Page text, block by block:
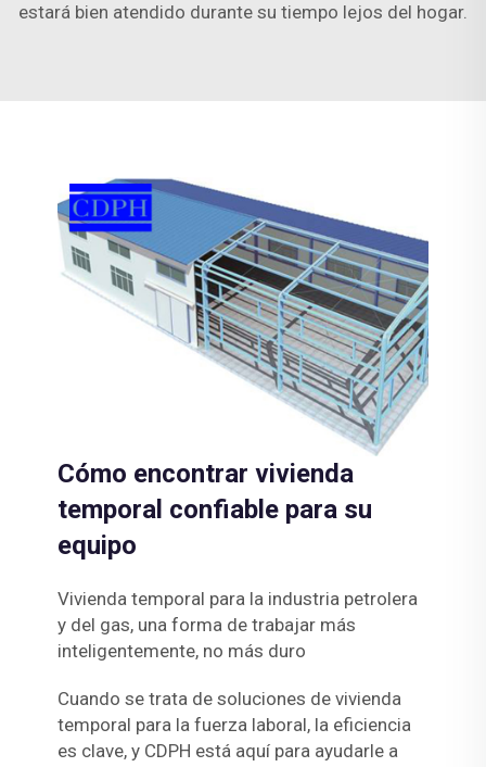
estará bien atendido durante su tiempo lejos del hogar.
Cómo encontrar vivienda
temporal confiable para su
equipo
Vivienda temporal para la industria petrolera
y del gas, una forma de trabajar más
inteligentemente, no más duro
Cuando se trata de soluciones de vivienda
temporal para la fuerza laboral, la eficiencia
es clave, y CDPH está aquí para ayudarle a